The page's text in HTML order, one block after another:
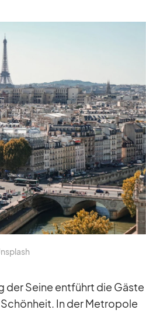
der Seine ent­führt die Gäste
In der Me­tro­pole